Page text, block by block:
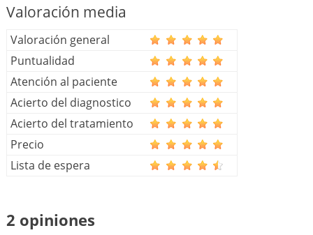
Valoración media
Valoración general
Puntualidad
Atención al paciente
Acierto del diagnostico
Acierto del tratamiento
Precio
Lista de espera
2 opiniones